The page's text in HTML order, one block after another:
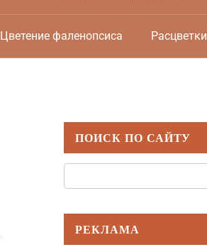
Цветение фаленопсиса Расцветки
ПОИСК ПО САЙТУ
РЕКЛАМА